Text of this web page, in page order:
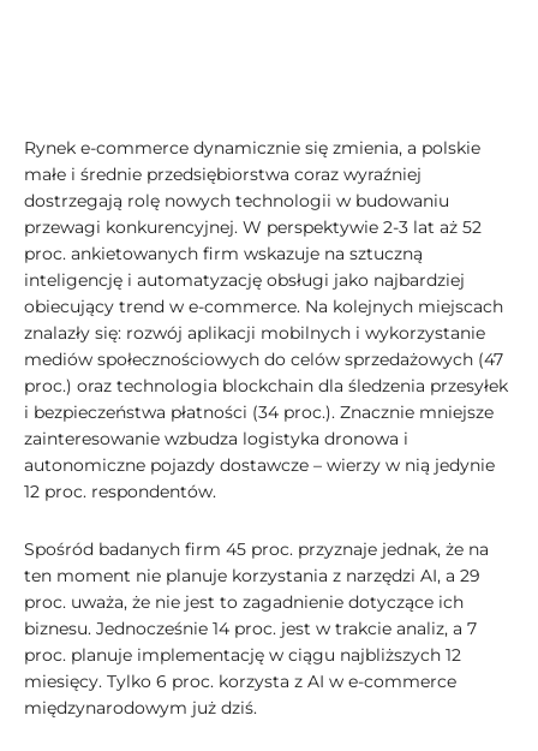
Rynek e-commerce dynamicznie się zmienia, a polskie
małe i średnie przedsiębiorstwa coraz wyraźniej
dostrzegają rolę nowych technologii w budowaniu
przewagi konkurencyjnej. W perspektywie 2-3 lat aż 52
proc. ankietowanych firm wskazuje na sztuczną
inteligencję i automatyzację obsługi jako najbardziej
obiecujący trend w e-commerce. Na kolejnych miejscach
znalazły się: rozwój aplikacji mobilnych i wykorzystanie
mediów społecznościowych do celów sprzedażowych (47
proc.) oraz technologia blockchain dla śledzenia przesyłek
i bezpieczeństwa płatności (34 proc.). Znacznie mniejsze
zainteresowanie wzbudza logistyka dronowa i
autonomiczne pojazdy dostawcze – wierzy w nią jedynie
12 proc. respondentów.
Spośród badanych firm 45 proc. przyznaje jednak, że na
ten moment nie planuje korzystania z narzędzi AI, a 29
proc. uważa, że nie jest to zagadnienie dotyczące ich
biznesu. Jednocześnie 14 proc. jest w trakcie analiz, a 7
proc. planuje implementację w ciągu najbliższych 12
miesięcy. Tylko 6 proc. korzysta z AI w e-commerce
międzynarodowym już dziś.